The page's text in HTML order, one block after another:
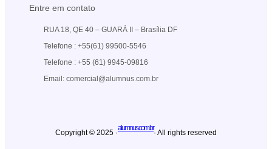
Entre em contato
RUA 18, QE 40 – GUARÁ II – Brasília DF
Telefone : +55(61) 99500-5546
Telefone : +55 (61) 9945-09816
Email: comercial@alumnus.com.br
Copyright © 2025 ·
alumnus.com.br
· All rights reserved